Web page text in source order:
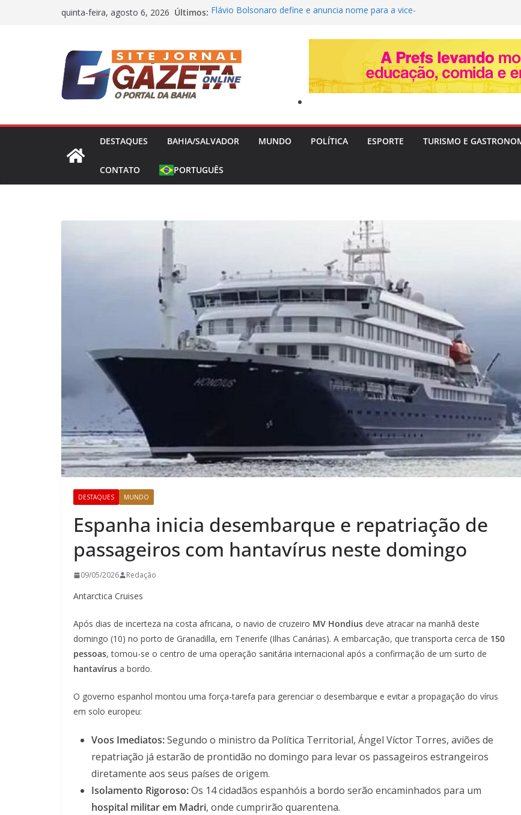
quinta-feira, agosto 6, 2026 Últimos: Flávio Bolsonaro define e anuncia nome para a vice-
Concessões de Táxi na Bahia com Prejuízo Tributário
Capitão da Seleção de Uganda e do SC Villa, David Owori É
Morto a Pedradas Durante Assalto em Kampala
Polícia Civil Destrói Plantação com 20 Mil Pés de Maconha e
Causa Prejuízo de R$ 4 Milhões na Bahia
DESTAQUES
BAHIA/SALVADOR MUNDO POLÍTICA ESPORTE TURISMO E
CONTATO PORTUGUÊS
DESTAQUES MUNDO
Espanha inicia desembarque e repatriação de
passageiros com hantavírus neste domingo
09/05/2026 Redação
Antarctica Cruises
Após dias de incerteza na costa africana, o navio de cruzeiro MV Hondius deve atracar na manhã deste
domingo (10) no porto de Granadilla, em Tenerife (Ilhas Canárias). A embarcação, que transporta cerca de 150
pessoas, tornou-se o centro de uma operação sanitária internacional após a confirmação de um surto de
hantavírus a bordo.
O governo espanhol montou uma força-tarefa para gerenciar o desembarque e evitar a propagação do vírus
em solo europeu:
Voos Imediatos:Segundo o ministro da Política Territorial, Ángel Víctor Torres, aviões de
repatriação já estarão de prontidão no domingo para levar os passageiros estrangeiros
diretamente aos seus países de origem.
Isolamento Rigoroso:Os 14 cidadãos espanhóis a bordo serão encaminhados para um
hospital militar em Madri, onde cumprirão quarentena.